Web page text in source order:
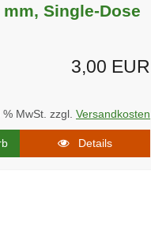
Single-Dose
3,00 EUR
% MwSt. zzgl. Versandkosten
Details